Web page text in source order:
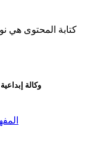
كتابة المحتوى هي
وكالة
02.